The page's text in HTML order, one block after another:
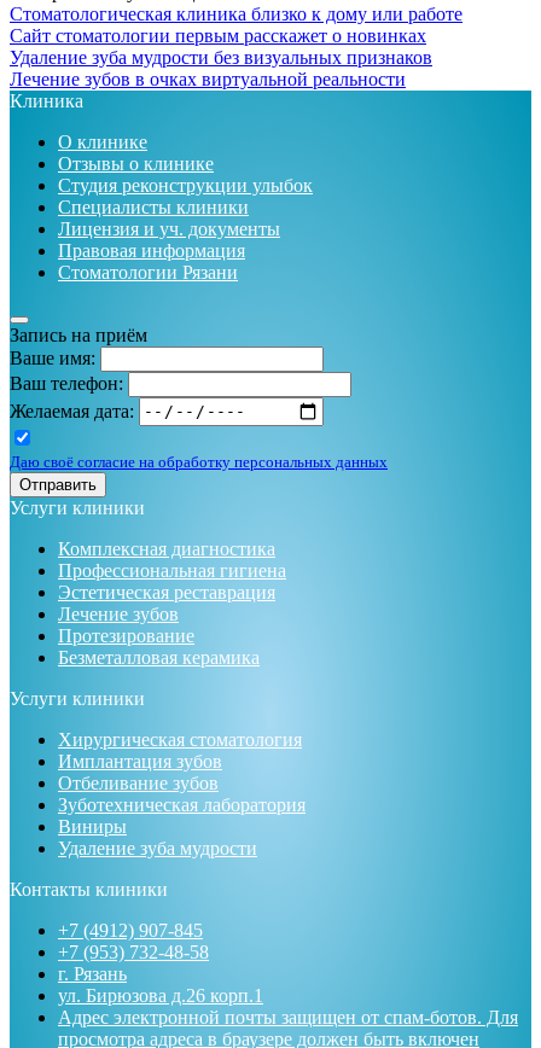
Стоматологическая клиника близко к дому или работе
Сайт стоматологии первым расскажет о новинках
Удаление зуба мудрости без визуальных признаков
Лечение зубов в очках виртуальной реальности
Клиника
О клинике
Отзывы о клинике
Студия реконструкции улыбок
Специалисты клиники
Лицензия и уч. документы
Правовая информация
Стоматологии Рязани
Запись на приём
Ваше имя:
Ваш телефон:
Желаемая дата:
Даю своё согласие на обработку персональных данных
Отправить
Услуги клиники
Комплексная диагностика
Профессиональная гигиена
Эстетическая реставрация
Лечение зубов
Протезирование
Безметалловая керамика
Услуги клиники
Хирургическая стоматология
Имплантация зубов
Отбеливание зубов
Зуботехническая лаборатория
Виниры
Удаление зуба мудрости
Контакты клиники
+7 (4912) 907-845
+7 (953) 732-48-58
г. Рязань
ул. Бирюзова д.26 корп.1
Адрес электронной почты защищен от спам-ботов. Для
просмотра адреса в браузере должен быть включен